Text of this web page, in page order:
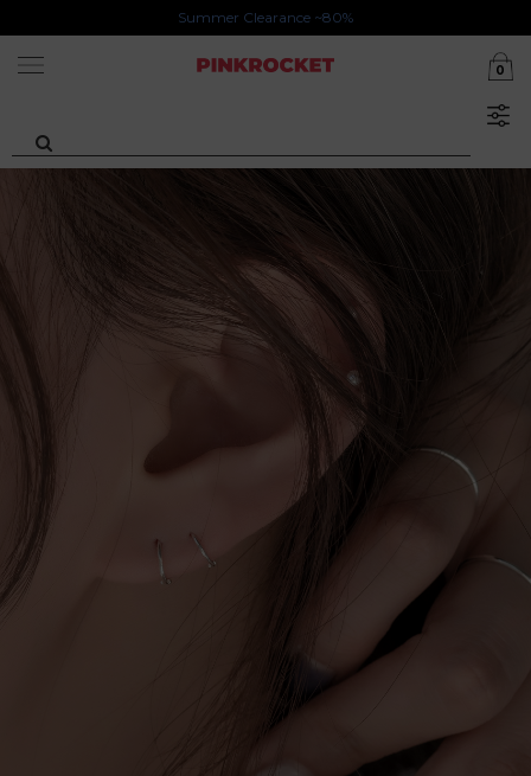
첫구매 특가존 50%
0